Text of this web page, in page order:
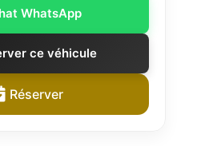
WhatsApp
ce véhicule
Réserver